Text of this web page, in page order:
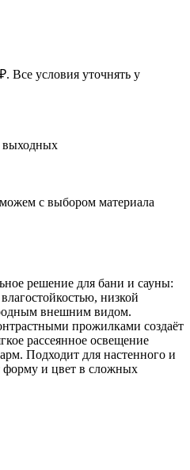
Все условия уточнять у
выходных
с выбором материала
решение для бани и сауны:
низкой
внешним видом.
прожилками создаёт
рассеянное освещение
Подходит для настенного и
форму и цвет в сложных